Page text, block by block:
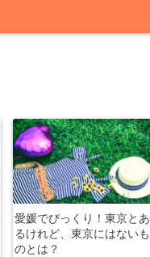
愛媛でびっくり！東京とあ
るけれど、東京にはないも
のとは？